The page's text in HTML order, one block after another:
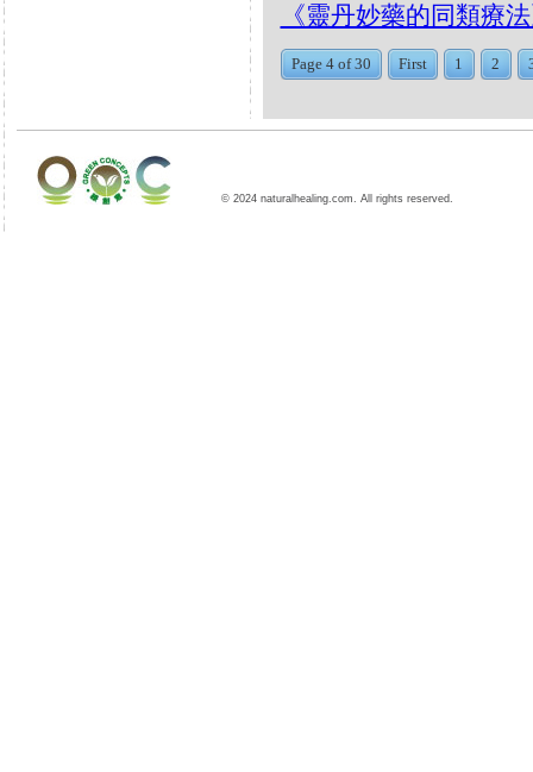
《靈丹妙藥的同類療
Page 4 of 30 First 1 2
© 2024 naturalhealing.com. All rights reserved.